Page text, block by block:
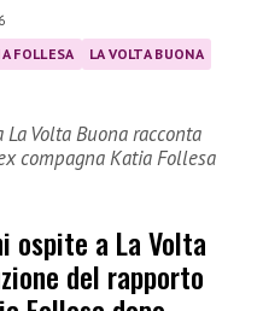
FOLLESA
LA VOLTA BUONA
Volta Buona racconta
compagna Katia Follesa
ospite a La Volta
del rapporto